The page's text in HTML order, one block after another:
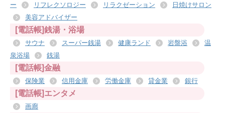
ー
リフレクソロジー リラクゼーション
日焼けサロン
美容アドバイザー
[電話帳]銭湯・浴場
サウナ スーパー銭湯 健康ランド 岩盤浴
温
泉浴場
銭湯
[電話帳]金融
保険業 信用金庫 労働金庫 貸金業 銀行
[電話帳]エンタメ
画廊